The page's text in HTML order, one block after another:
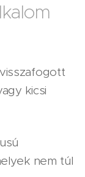
kicsi
nem túl